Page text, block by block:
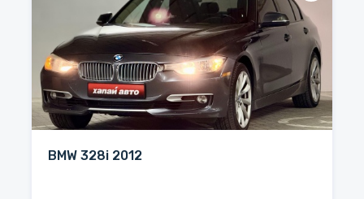
BMW 328i 2012